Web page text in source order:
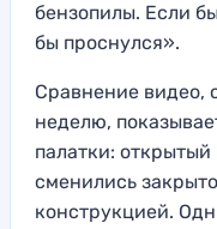
бензопилы. Если
бы проснулся».
Сравнение видео,
неделю,
палатки:
сменились
конструкцией.